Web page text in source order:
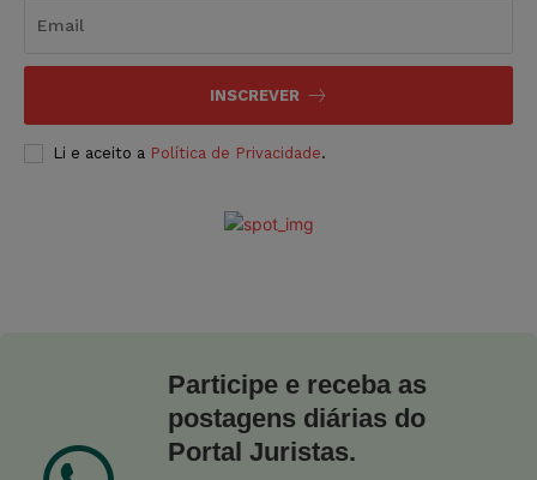
INSCREVER
Li e aceito a Política de Privacidade.
Participe e receba as
postagens diárias do
Portal Juristas.